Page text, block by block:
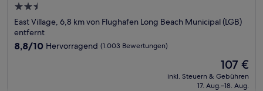
2.5-
Sterne-
Unterkunft
East Village, 6,8 km von Flughafen Long Beach Municipal (LGB)
entfernt
8.8
8,8/10 Hervorragend (1.003 Bewertungen)
Der
Preis
beträgt
107 €
inkl. Steuern & Gebühren
17. Aug.–18. Aug.